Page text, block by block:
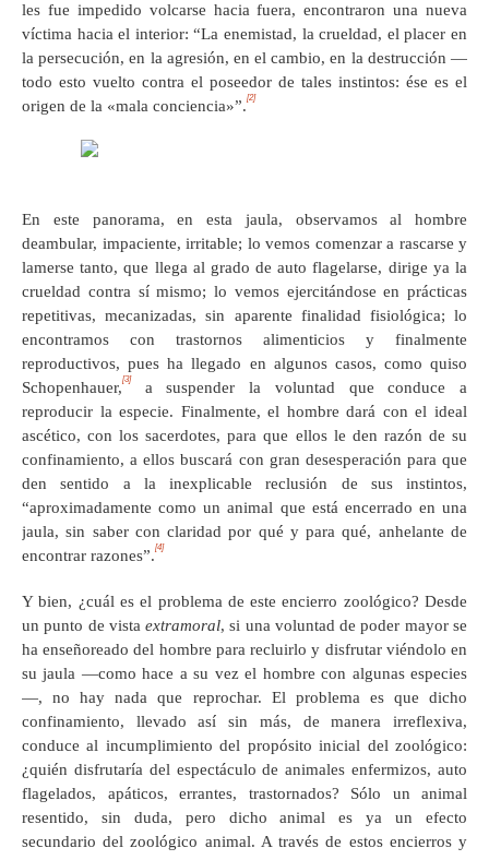
les fue impedido volcarse hacia fuera, encontraron una nueva
víctima hacia el interior: “La enemistad, la crueldad, el placer en
la persecución, en la agresión, en el cambio, en la destrucción —
todo esto vuelto contra el poseedor de tales instintos: ése es el
origen de la «mala conciencia»”.
[2]
En este panorama, en esta jaula, observamos al hombre
deambular, impaciente, irritable; lo vemos comenzar a rascarse y
lamerse tanto, que llega al grado de auto flagelarse, dirige ya la
crueldad contra sí mismo; lo vemos ejercitándose en prácticas
repetitivas, mecanizadas, sin aparente finalidad fisiológica; lo
encontramos con trastornos alimenticios y finalmente
reproductivos, pues ha llegado en algunos casos, como quiso
Schopenhauer,
[3]
a suspender la voluntad que conduce a
reproducir la especie. Finalmente, el hombre dará con el ideal
ascético, con los sacerdotes, para que ellos le den razón de su
confinamiento, a ellos buscará con gran desesperación para que
den sentido a la inexplicable reclusión de sus instintos,
“aproximadamente como un animal que está encerrado en una
jaula, sin saber con claridad por qué y para qué, anhelante de
encontrar razones”.
[4]
Y bien, ¿cuál es el problema de este encierro zoológico? Desde
un punto de vistaextramoral, si una voluntad de poder mayor se
ha enseñoreado del hombre para recluirlo y disfrutar viéndolo en
su jaula —como hace a su vez el hombre con algunas especies
—, no hay nada que reprochar. El problema es que dicho
confinamiento, llevado así sin más, de manera irreflexiva,
conduce al incumplimiento del propósito inicial del zoológico:
¿quién disfrutaría del espectáculo de animales enfermizos, auto
flagelados, apáticos, errantes, trastornados? Sólo un animal
resentido, sin duda, pero dicho animal es ya un efecto
secundario del zoológico animal. A través de estos encierros y